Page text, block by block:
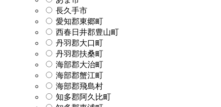
長久手市
愛知郡東郷町
西春日井郡豊山町
丹羽郡大口町
丹羽郡扶桑町
海部郡大治町
海部郡蟹江町
海部郡飛島村
知多郡阿久比町